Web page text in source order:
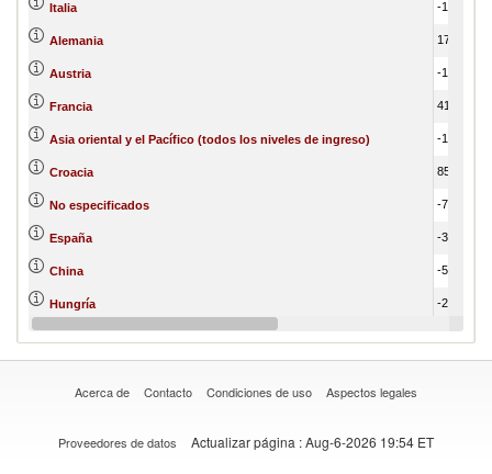
Italia
Alemania
Austria
Francia
Asia oriental y el Pacífico (todos los niveles de ingreso)
Croacia
No especificados
España
China
Hungría
-48,753.89
Acerca de Contacto Condiciones de uso Aspectos legales
Proveedores de datos Actualizar página : Aug-6-2026 19:54 ET